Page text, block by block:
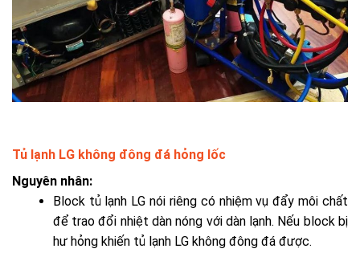
Tủ lạnh LG không đông đá hỏng lốc
Nguyên nhân:
Block tủ lạnh LG nói riêng có nhiệm vụ đẩy môi chất
để trao đổi nhiệt dàn nóng với dàn lạnh. Nếu block bị
hư hỏng khiến tủ lạnh LG không đông đá được.